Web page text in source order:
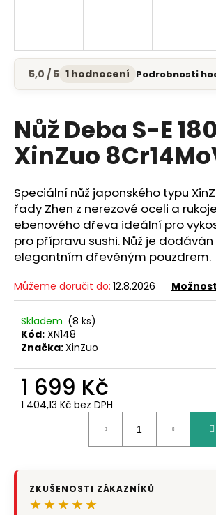
Průměrné
hodnocení
je
5,0
z
5
5,0 / 5 1 hodnocení Podrobnosti
Nůž Deba S-E
XinZuo
Speciální nůž japonského typu
řady Zhen z nerezové oceli a
ebenového dřeva ideální pro
pro přípravu sushi. Nůž je dodáván
elegantním dřevěným pouzdrem.
Můžeme doručit do: 12.8.2026
Skladem (8 ks)
Kód: XN148
Značka:XinZuo
1 699 Kč
1 404,13 Kč bez DPH
ZKUŠENOSTI ZÁKAZNÍKŮ
★★★★★
í
?
HLEDAT
D
o
p
r
u
č
u
m